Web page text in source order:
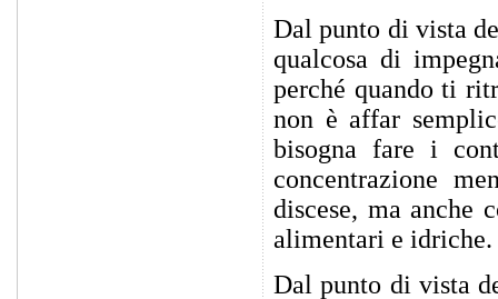
Dal punto di vista
qualcosa di
perché quando ti
non è affar
bisogna fare i
concentrazione
discese, ma anche
alimentari e idriche.
Dal punto di vista